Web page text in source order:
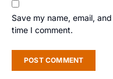
Save my name, email,
time I comment.